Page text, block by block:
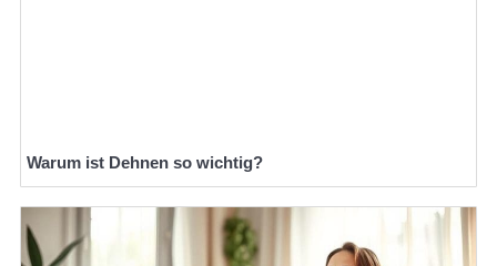
Warum ist Dehnen so wichtig?